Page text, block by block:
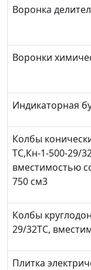
Воронка
Воронки
Индикаторная
Колбы
ТС,Кн-1-500-29/
вместимостью
750 см3
Колбы
29/32ТС,
Плитка